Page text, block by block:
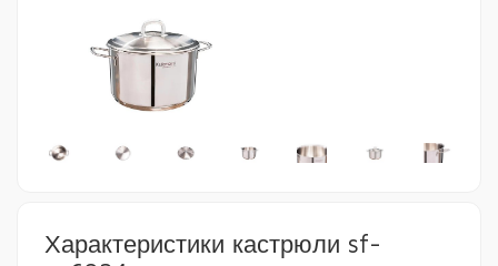
Характеристики кастрюли sf-